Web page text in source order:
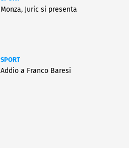
Monza, Juric si presenta
SPORT
Addio a Franco Baresi